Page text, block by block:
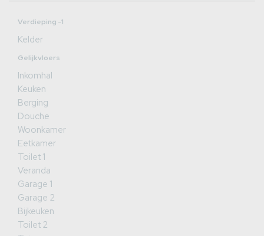
Verdieping -1
Kelder
Gelijkvloers
Inkomhal
Keuken
Berging
Douche
Woonkamer
Eetkamer
Toilet 1
Veranda
Garage 1
Garage 2
Bijkeuken
Toilet 2